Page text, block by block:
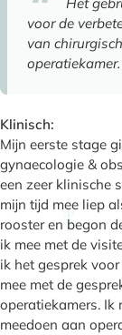
voor de
van
operatiekamer.
Klinisch:
Mijn eerste stage
gynaecologie &
een zeer klinische
mijn tijd mee liep
rooster en begon
ik mee met de
ik het gesprek
mee met de
operatiekamers. Ik
meedoen aan